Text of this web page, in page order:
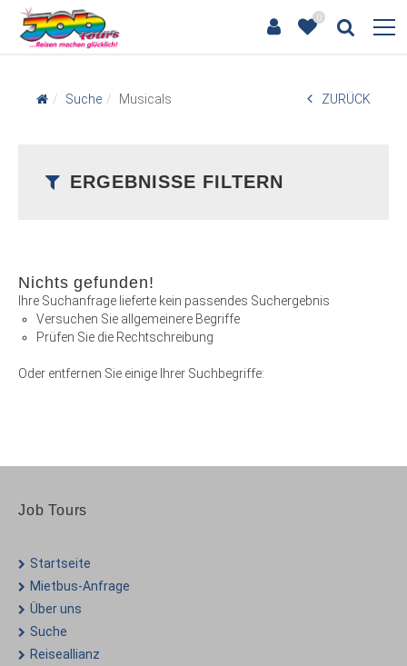
0
Suche Musicals ZURÜCK
ERGEBNISSE FILTERN
Nichts gefunden!
Ihre Suchanfrage lieferte kein passendes Suchergebnis
Versuchen Sie allgemeinere Begriffe
Prüfen Sie die Rechtschreibung
Oder entfernen Sie einige Ihrer Suchbegriffe:
Job Tours
Startseite
Mietbus-Anfrage
Über uns
Suche
Reiseallianz